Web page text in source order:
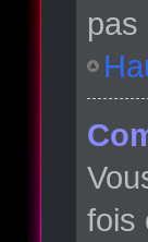
pas
fois